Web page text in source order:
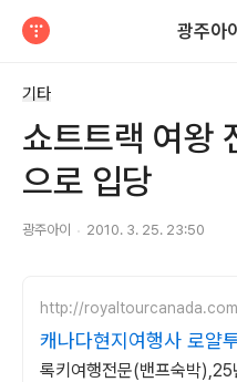
광주아
기타
쇼트트랙 여왕
으로 입당
광주아이 2010. 3. 25. 23:50
http://royaltourcanada.com
캐나다현지여행사 로얄
한국정부 협력사
록키여행전문(밴프숙박),25